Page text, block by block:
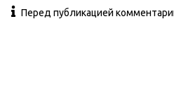
Перед публикацией